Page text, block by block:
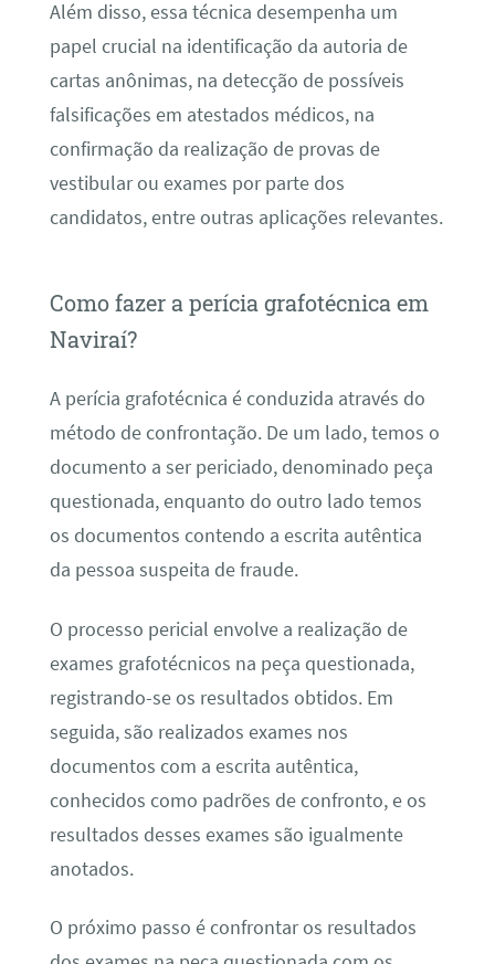
Além disso, essa técnica desempenha um
papel crucial na identificação da autoria de
cartas anônimas, na detecção de possíveis
falsificações em atestados médicos, na
confirmação da realização de provas de
vestibular ou exames por parte dos
candidatos, entre outras aplicações relevantes.
Como fazer a perícia grafotécnica em
Naviraí?
A perícia grafotécnica é conduzida através do
método de confrontação. De um lado, temos o
documento a ser periciado, denominado peça
questionada, enquanto do outro lado temos
os documentos contendo a escrita autêntica
da pessoa suspeita de fraude.
O processo pericial envolve a realização de
exames grafotécnicos na peça questionada,
registrando-se os resultados obtidos. Em
seguida, são realizados exames nos
documentos com a escrita autêntica,
conhecidos como padrões de confronto, e os
resultados desses exames são igualmente
anotados.
O próximo passo é confrontar os resultados